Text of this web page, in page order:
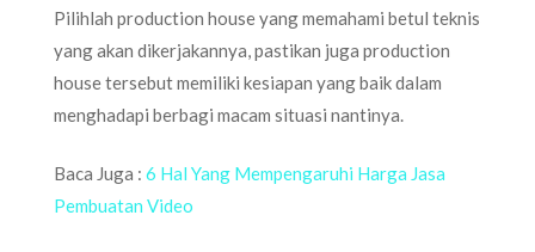
Pilihlah production house yang memahami betul teknis
yang akan dikerjakannya, pastikan juga production
house tersebut memiliki kesiapan yang baik dalam
menghadapi berbagi macam situasi nantinya.
Baca Juga : 6 Hal Yang Mempengaruhi Harga Jasa
Pembuatan Video